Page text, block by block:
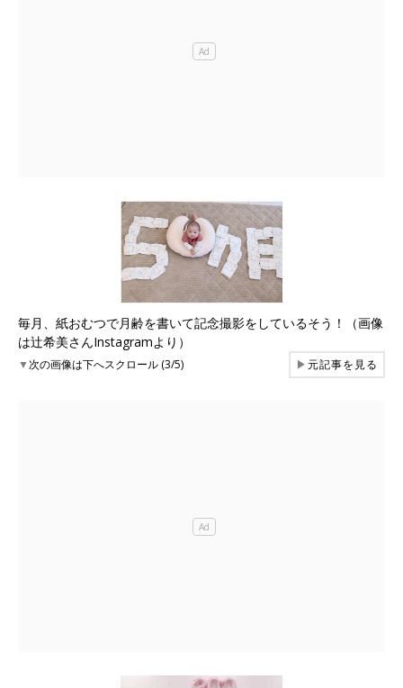
毎月、紙おむつで月齢を書いて記念撮影をしているそう！（画像
は辻希美さんInstagramより）
▼次の画像は下へスクロール (3/5) ▶元記事を見る